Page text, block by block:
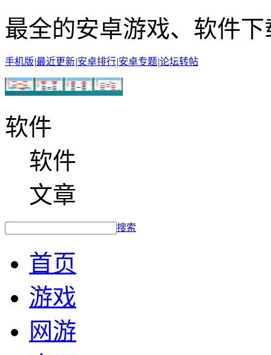
最全的安卓游戏、软件下
手机版|最近更新|安卓排行|安卓专题|论坛转帖
软件
软件
文章
搜索
首页
游戏
网游